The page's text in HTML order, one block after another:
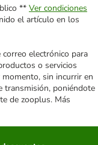
** Ver condiciones
el artículo en los
electrónico para
o servicios
sin incurrir en
transmisión, poniéndote
de zooplus. Más